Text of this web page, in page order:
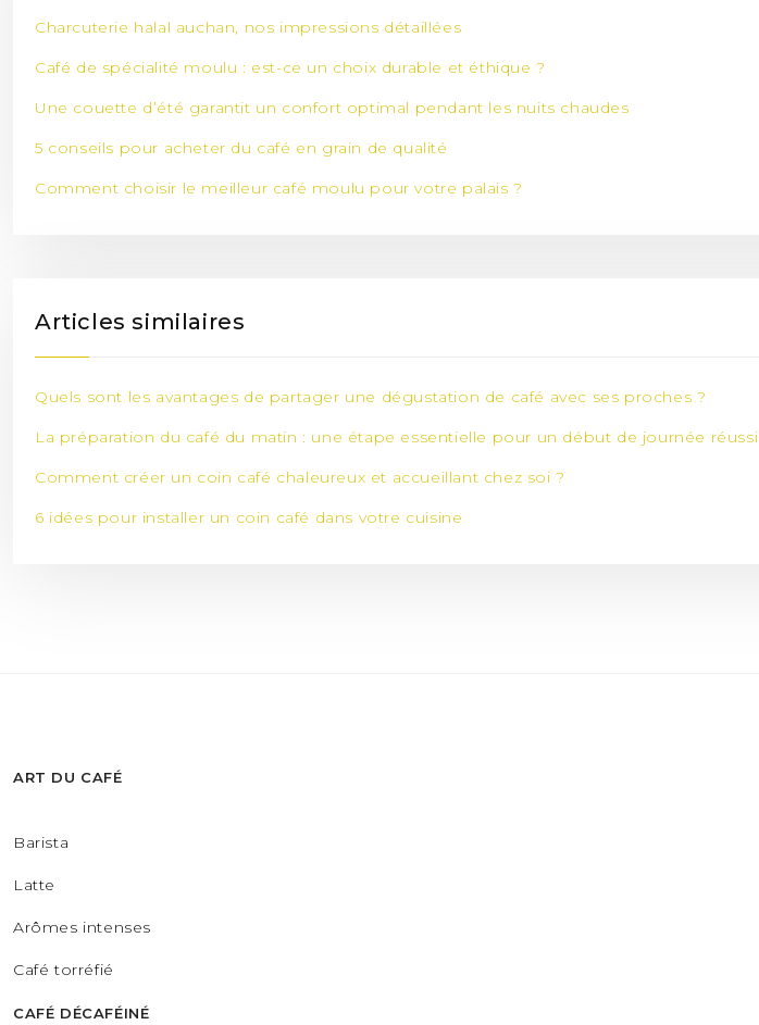
Charcuterie halal auchan, nos impressions détaillées
Café de spécialité moulu : est-ce un choix durable et éthique ?
Une couette d’été garantit un confort optimal pendant les nuits chaudes
5 conseils pour acheter du café en grain de qualité
Comment choisir le meilleur café moulu pour votre palais ?
Articles similaires
Quels sont les avantages de partager une dégustation de café avec ses proches ?
La préparation du café du matin : une étape essentielle pour un début de journée réussi
Comment créer un coin café chaleureux et accueillant chez soi ?
6 idées pour installer un coin café dans votre cuisine
ART DU CAFÉ
Barista
Latte
Arômes intenses
Café torréfié
CAFÉ DÉCAFÉINÉ